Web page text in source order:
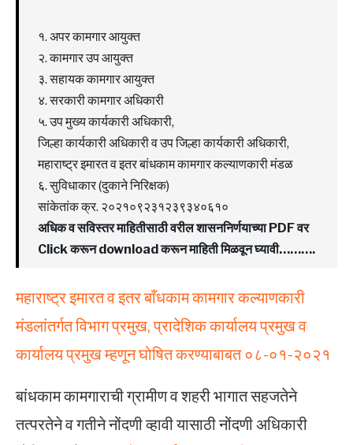
१. अपर कामगार आयुक्त
२. कामगार उप आयुक्त
३. सहायक कामगार आयुक्त
४. सरकारी कामगार अधिकारी
५. उप मुख्य कार्यकारी अधिकारी,
जिल्हा कार्यकारी अधिकारी व उप जिल्हा कार्यकारी अधिकारी,
महाराष्ट्र इमारत व इतर बांधकाम कामगार कल्याणकारी मंडळ
६. सुविधाकार (दुकाने निरिक्षक)
सांकेतांक क्र. २०२१०९२३१२३९३४०६१०
अधिक व सविस्तर माहितीसाठी वरील शासननिर्णयाच्या PDF वर
Click करून download करून माहिती मिळवून घ्यावी……….
महाराष्ट्र इमारत व इतर बाँधकाम कामगार कल्याणकारी
मंडलांतर्गत विभाग प्रमुख, प्रादेशिक कार्यालय प्रमुख व
कार्यालय प्रमुख म्हणून घोषित करण्याबाबत ०८-०१-२०२१
बांधकाम कामगाराची ग्रामीण व शहरी भागात सहजतेने
तत्परतेने व गतीने नोंदणी व्हावी यासाठी नोंदणी अधिकारी